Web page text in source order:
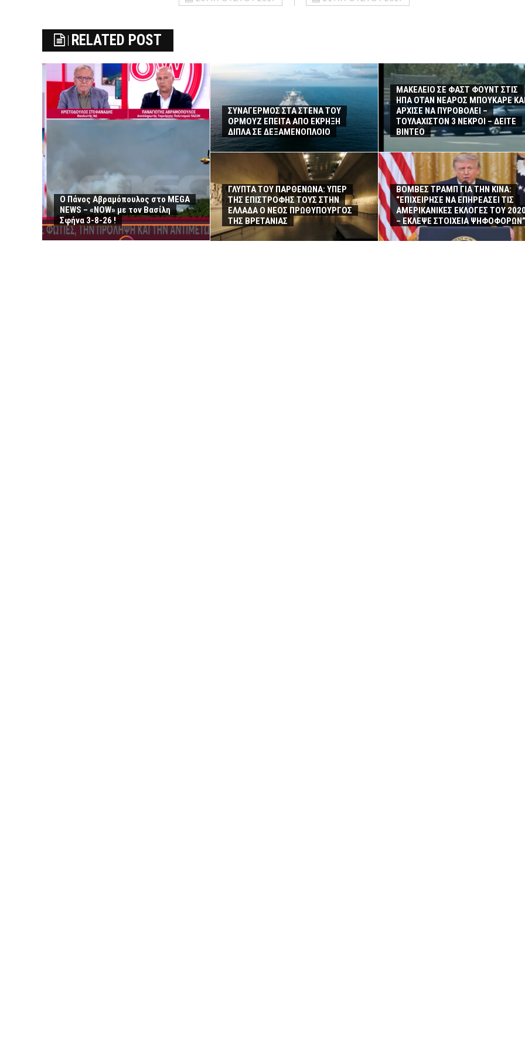
RELATED POST
Ο Πάνος Αβραμόπουλος στο MEGA
NEWS – «NOW» με τον Βασίλη
Σφήνα 3-8-26 !
ΣΥΝΑΓΕΡΜΟΣ ΣΤΑ ΣΤΕΝΑ ΤΟΥ
ΟΡΜΟΥΖ ΕΠΕΙΤΑ ΑΠΟ ΕΚΡΗΞΗ
ΔΙΠΛΑ ΣΕ ΔΕΞΑΜΕΝΟΠΛΟΙΟ
ΜΑΚΕΛΕΙΟ ΣΕ ΦΑΣΤ ΦΟΥΝΤ ΣΤΙΣ
ΗΠΑ ΟΤΑΝ ΝΕΑΡΟΣ ΜΠΟΥΚΑΡΕ
ΑΡΧΙΣΕ ΝΑ ΠΥΡΟΒΟΛΕΙ –
ΤΟΥΛΑΧΙΣΤΟΝ 3 ΝΕΚΡΟΙ – ΔΕΙΤΕ
ΒΙΝΤΕΟ
ΓΛΥΠΤΑ ΤΟΥ ΠΑΡΘΕΝΩΝΑ: ΥΠΕΡ
ΤΗΣ ΕΠΙΣΤΡΟΦΗΣ ΤΟΥΣ ΣΤΗΝ
ΕΛΛΑΔΑ Ο ΝΕΟΣ ΠΡΩΘΥΠΟΥΡΓΟΣ
ΤΗΣ ΒΡΕΤΑΝΙΑΣ
ΒΟΜΒΕΣ ΤΡΑΜΠ ΓΙΑ ΤΗΝ ΚΙΝΑ:
“ΕΠΙΧΕΙΡΗΣΕ ΝΑ ΕΠΗΡΕΑΣΕΙ ΤΙΣ
ΑΜΕΡΙΚΑΝΙΚΕΣ ΕΚΛΟΓΕΣ ΤΟΥ
– ΕΚΛΕΨΕ ΣΤΟΙΧΕΙΑ ΨΗΦΟΦΟΡΩΝ”